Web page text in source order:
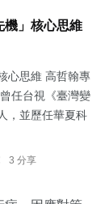
機」核心思維
心思維 高哲翰專
任台視《臺灣變
，並歷任華夏科
3 分享